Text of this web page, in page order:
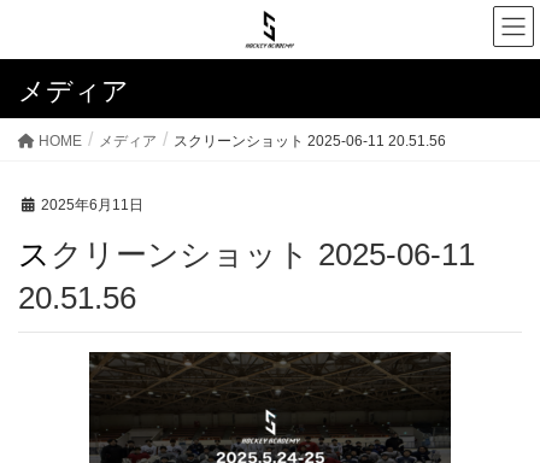
メディア
HOME メディア スクリーンショット 2025-06-11 20.51.56
2025年6月11日
スクリーンショット 2025-06-11
20.51.56